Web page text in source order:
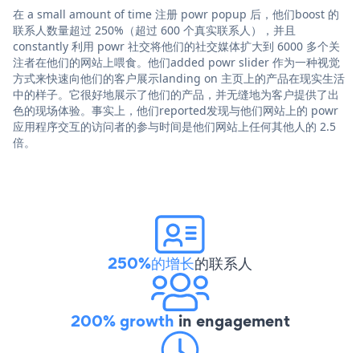
在 a small amount of time 注册 powr popup 后，他们boost 的
联系人数量超过 250%（超过 600 个真实联系人），并且
constantly 利用 powr 社交将他们的社交媒体扩大到 6000 多个关
注者在他们的网站上喂食。他们added powr slider 作为一种视觉
方式来快速向他们的客户展示landing on 主页上的产品在现实生活
中的样子。它很好地展示了他们的产品，并无缝地为客户提供了出
色的现场体验。事实上，他们reported发现与他们网站上的 powr
应用程序交互的访问者的参与时间是他们网站上任何其他人的 2.5
倍。
250%的增长的联系人
200% growth in engagement